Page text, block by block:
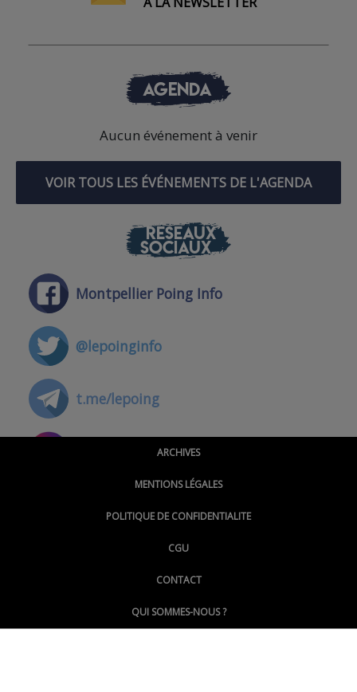
AGENDA
Aucun événement à venir
VOIR TOUS LES ÉVÉNEMENTS DE L'AGENDA
RÉSEAUX
SOCIAUX
Montpellier Poing Info
@lepoinginfo
t.me/lepoing
@montpellierpoinginfo
@LePoingMontpellier
ARCHIVES
MENTIONS LÉGALES
POLITIQUE DE CONFIDENTIALITE
CGU
CONTACT
QUI SOMMES-NOUS ?